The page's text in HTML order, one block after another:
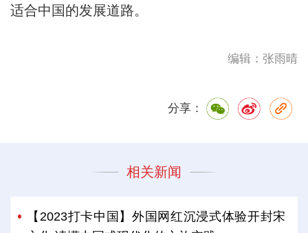
适合中国的发展道路。
编辑：张雨晴
分享：
相关新闻
【2023打卡中国】外国网红沉浸式体验开封宋